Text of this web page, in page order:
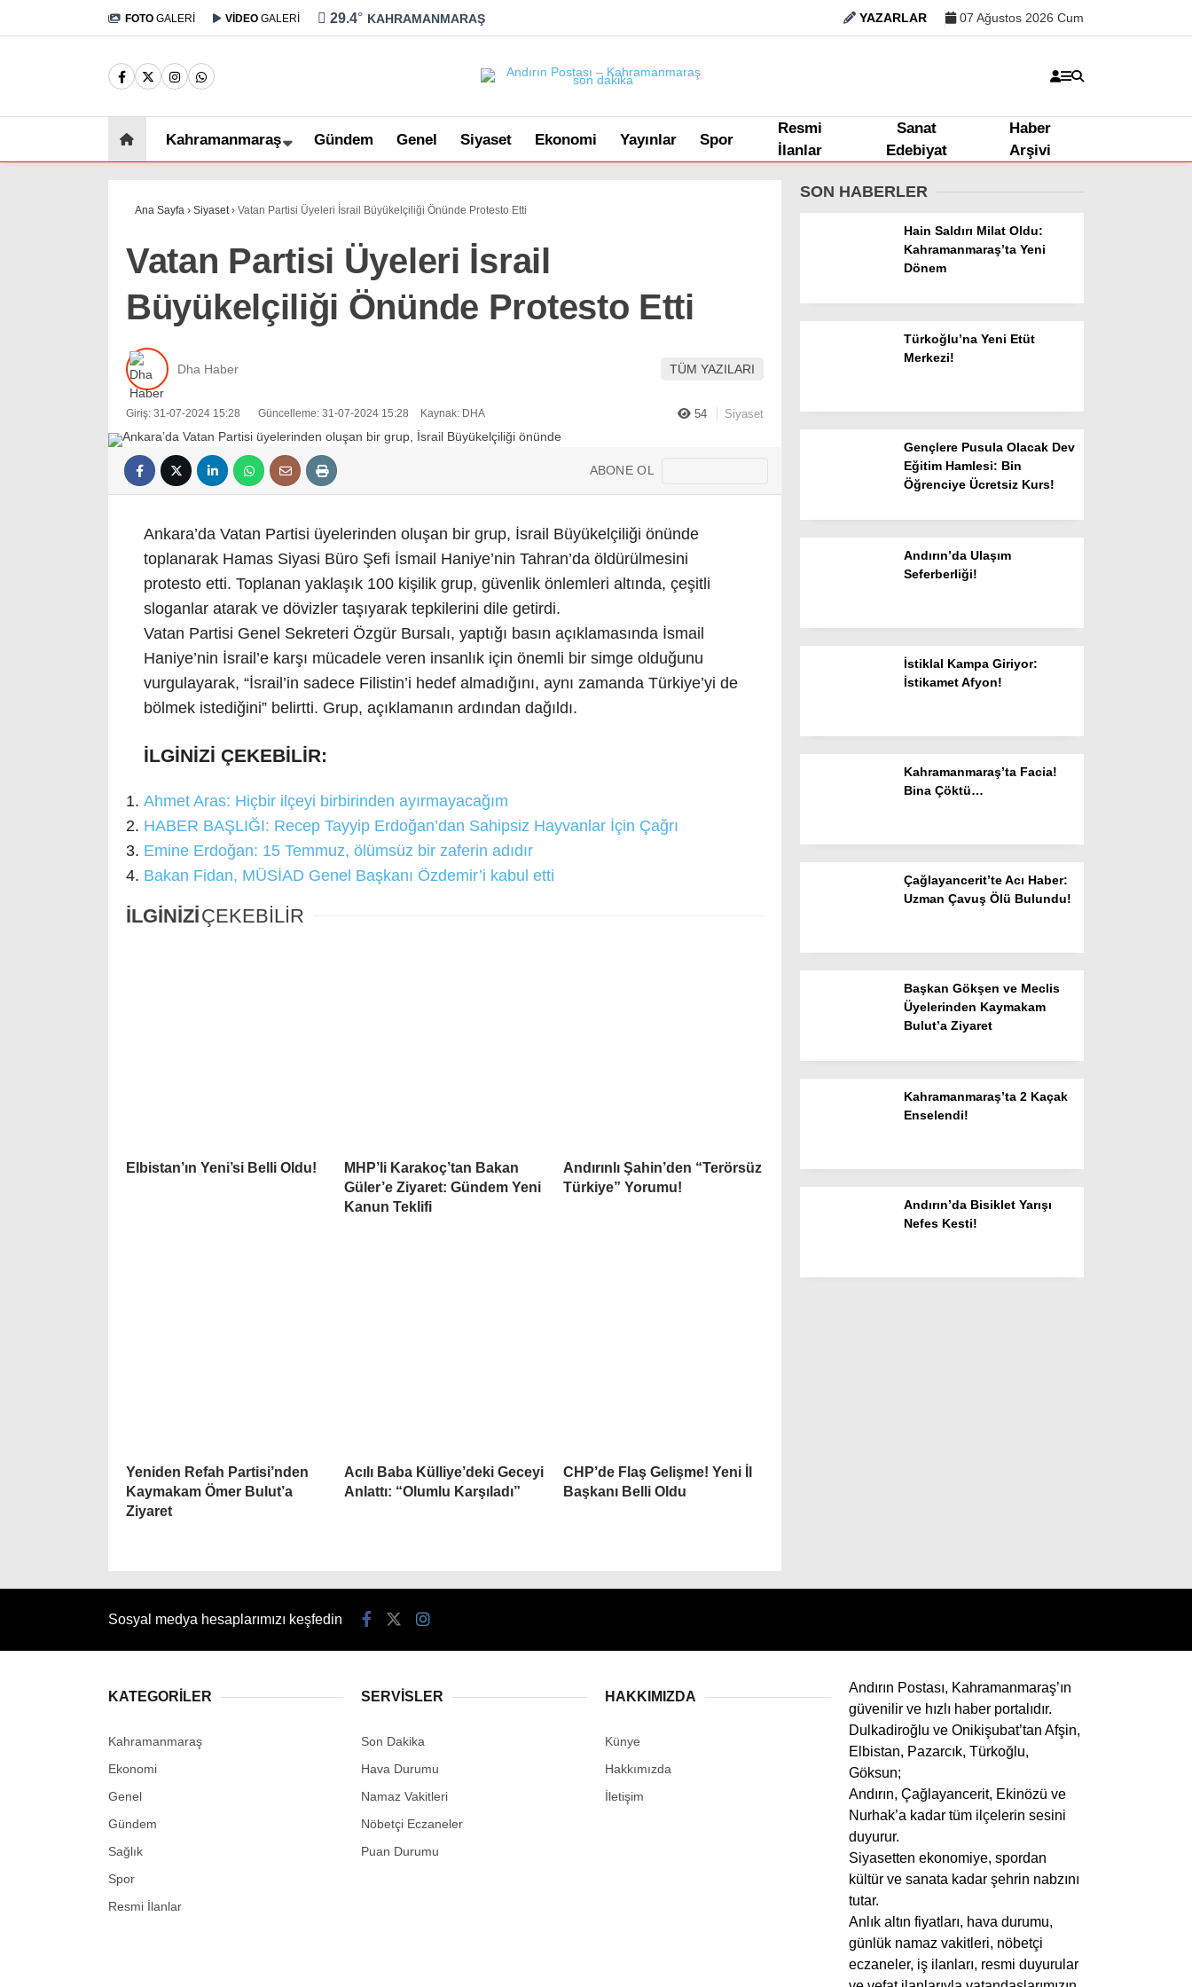
Genel
Siyaset
Haber Arşivi
FOTO GALERİ VİDEO GALERİ 29.4° KAHRAMANMARAŞ YAZARLAR 07 Ağustos 2026 Cum
Kahramanmaraş Gündem Genel Siyaset Ekonomi Yayınlar Spor
Resmi
İlanlar
Sanat
Edebiyat
Haber
Arşivi
Ana Sayfa › Siyaset› Vatan Partisi Üyeleri İsrail Büyükelçiliği Önünde Protesto Etti
Vatan Partisi Üyeleri İsrail
Büyükelçiliği Önünde Protesto Etti
Dha Haber TÜM YAZILARI
Giriş: 31-07-2024 15:28 Güncelleme: 31-07-2024 15:28 Kaynak: DHA 54 Siyaset
ABONE OL
Ankara’da Vatan Partisi üyelerinden oluşan bir grup, İsrail Büyükelçiliği önünde
toplanarak Hamas Siyasi Büro Şefi İsmail Haniye’nin Tahran’da öldürülmesini
protesto etti. Toplanan yaklaşık 100 kişilik grup, güvenlik önlemleri altında, çeşitli
sloganlar atarak ve dövizler taşıyarak tepkilerini dile getirdi.
Vatan Partisi Genel Sekreteri Özgür Bursalı, yaptığı basın açıklamasında İsmail
Haniye’nin İsrail’e karşı mücadele veren insanlık için önemli bir simge olduğunu
vurgulayarak, “İsrail’in sadece Filistin’i hedef almadığını, aynı zamanda Türkiye’yi de
bölmek istediğini” belirtti. Grup, açıklamanın ardından dağıldı.
İLGİNİZİ ÇEKEBİLİR:
Ahmet Aras: Hiçbir ilçeyi birbirinden ayırmayacağım
HABER BAŞLIĞI: Recep Tayyip Erdoğan’dan Sahipsiz Hayvanlar İçin Çağrı
Emine Erdoğan: 15 Temmuz, ölümsüz bir zaferin adıdır
Bakan Fidan, MÜSİAD Genel Başkanı Özdemir’i kabul etti
İLGİNİZİÇEKEBİLİR
Elbistan’ın Yeni’si Belli Oldu!
MHP’li Karakoç’tan Bakan
Güler’e Ziyaret: Gündem Yeni
Kanun Teklifi
Andırınlı Şahin’den “Terörsüz
Türkiye” Yorumu!
Yeniden Refah Partisi’nden
Kaymakam Ömer Bulut’a
Ziyaret
Acılı Baba Külliye’deki Geceyi
Anlattı: “Olumlu Karşıladı”
CHP’de Flaş Gelişme! Yeni İl
Başkanı Belli Oldu
SON HABERLER
Hain Saldırı Milat Oldu:
Kahramanmaraş’ta Yeni
Dönem
Türkoğlu’na Yeni Etüt
Merkezi!
Gençlere Pusula Olacak Dev
Eğitim Hamlesi: Bin
Öğrenciye Ücretsiz Kurs!
Andırın’da Ulaşım
Seferberliği!
İstiklal Kampa Giriyor:
İstikamet Afyon!
Kahramanmaraş’ta Facia!
Bina Çöktü…
Çağlayancerit’te Acı Haber:
Uzman Çavuş Ölü Bulundu!
Başkan Gökşen ve Meclis
Üyelerinden Kaymakam
Bulut’a Ziyaret
Kahramanmaraş’ta 2 Kaçak
Enselendi!
Andırın’da Bisiklet Yarışı
Nefes Kesti!
Sosyal medya hesaplarımızı keşfedin
KATEGORİLER
Kahramanmaraş
Ekonomi
Genel
Gündem
Sağlık
Spor
Resmi İlanlar
SERVİSLER
Son Dakika
Hava Durumu
Namaz Vakitleri
Nöbetçi Eczaneler
Puan Durumu
HAKKIMIZDA
Künye
Hakkımızda
İletişim
Andırın Postası, Kahramanmaraş’ın
güvenilir ve hızlı haber portalıdır.
Dulkadiroğlu ve Onikişubat’tan Afşin,
Elbistan, Pazarcık, Türkoğlu,
Göksun;
Andırın, Çağlayancerit, Ekinözü ve
Nurhak’a kadar tüm ilçelerin sesini
duyurur.
Siyasetten ekonomiye, spordan
kültür ve sanata kadar şehrin nabzını
tutar.
Anlık altın fiyatları, hava durumu,
günlük namaz vakitleri, nöbetçi
eczaneler, iş ilanları, resmi duyurular